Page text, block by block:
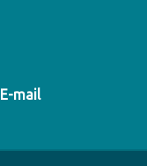
E-mail